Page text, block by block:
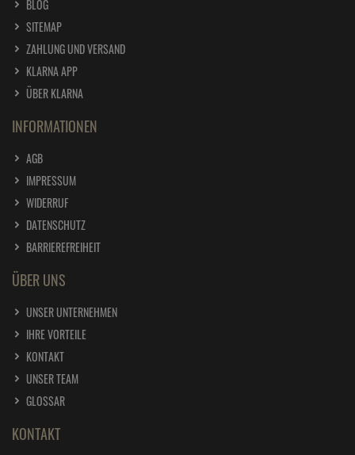
BLOG
SITEMAP
ZAHLUNG UND VERSAND
KLARNA APP
ÜBER KLARNA
INFORMATIONEN
AGB
IMPRESSUM
WIDERRUF
DATENSCHUTZ
BARRIEREFREIHEIT
ÜBER UNS
UNSER UNTERNEHMEN
IHRE VORTEILE
KONTAKT
UNSER TEAM
GLOSSAR
KONTAKT